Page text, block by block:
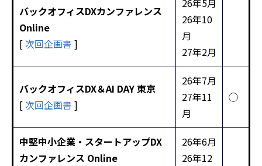
バックオフィスDXカンファレンス
Online
[次回企画書 ]
26年5月
26年10
月
27年2月
バックオフィスDX＆AI DAY 東京
[次回企画書 ]
26年7月
27年11
月
◯
中堅中小企業・スタートアップDX
カンファレンス Online
26年6月
26年12